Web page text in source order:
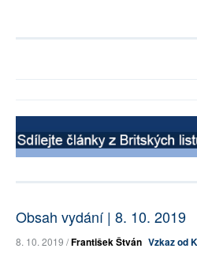
Obsah vydání | 8. 10. 2019
8. 10. 2019 /František Štván Vzkaz od